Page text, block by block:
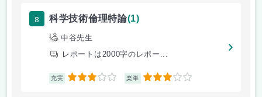
8 科学技術倫理特論(1)
中谷先生
レポートは2000字のレポー...
充実 3 楽単 3